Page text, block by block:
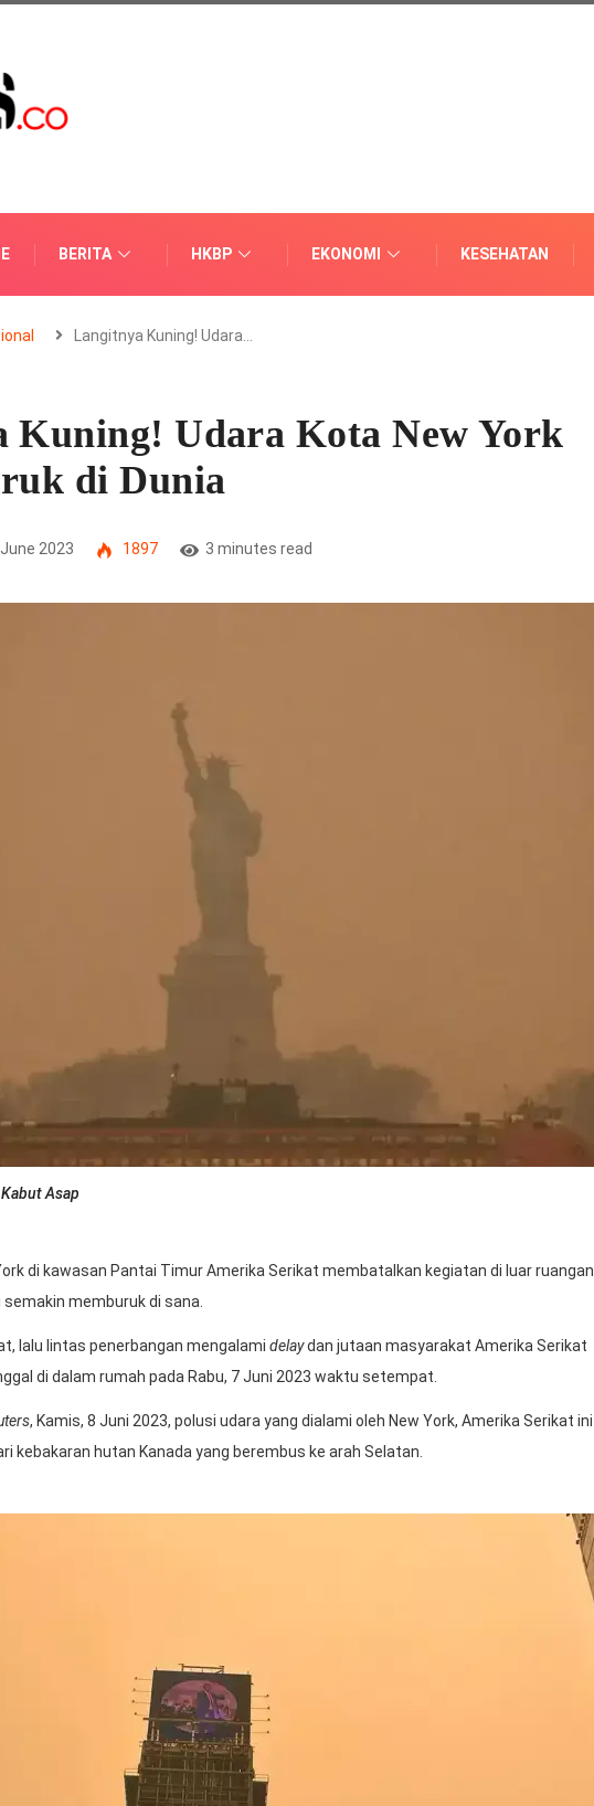
BERITA HKBP EKONOMI KESEHATAN
Langitnya Kuning! Udara…
Kuning! Udara Kota New York
di Dunia
2023 1897 3 minutes read
Asap
di kawasan Pantai Timur Amerika Serikat membatalkan kegiatan di luar ruangan
memburuk di sana.
lalu lintas penerbangan mengalami delaydan jutaan masyarakat Amerika Serikat
di dalam rumah pada Rabu, 7 Juni 2023 waktu setempat.
, Kamis, 8 Juni 2023, polusi udara yang dialami oleh New York, Amerika Serikat ini
kebakaran hutan Kanada yang berembus ke arah Selatan.